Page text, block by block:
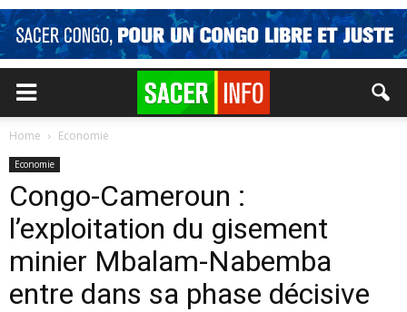
Home Economie
Economie
Congo-Cameroun :
l’exploitation du gisement
minier Mbalam-Nabemba
entre dans sa phase décisive